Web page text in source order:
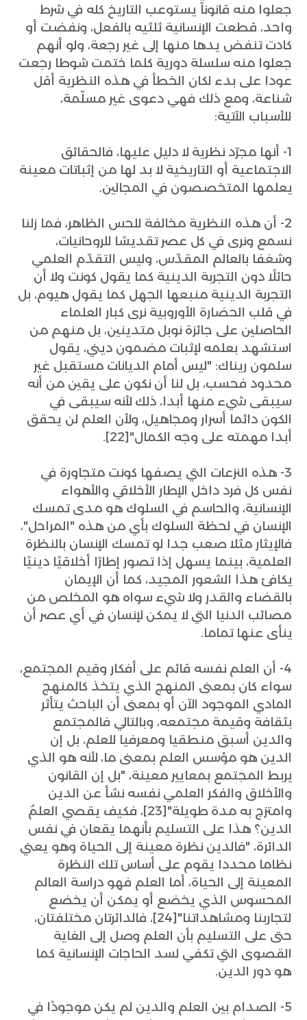
جعلوا منه قانوناً يستوعب التاريخ كله في شرط
واحد، قطعت الإنسانية ثلثيه بالفعل، ونفضت أو
كادت تنفض يدها منها إلى غير رجعة، ولو أنهم
جعلوا منه سلسلة دورية كلما ختمت شوطا رجعت
عودا على بدء لكان الخطأ في هذه النظرية أقل
شناعة، ومع ذلك فهي دعوى غير مسلّمة،
للأسباب الآتية:
1- أنها مجرّد نظرية لا دليل عليها، فالحقائق
الاجتماعية أو التاريخية لا بد لها من إثباتات معينة
يعلمها المتخصصون في المجالين.
2- أن هذه النظرية مخالفة للحس الظاهر، فما زلنا
نسمع ونرى في كل عصر تقديسًا للروحانيات،
وشغفا بالعالم المقدّس، وليس التقدّم العلمي
حائلًا دون التجربة الدينية كما يقول كونت ولا أن
التجربة الدينية منبعها الجهل كما يقول هيوم، بل
في قلب الحضارة الأوروبية نرى كبار العلماء
الحاصلين على جائزة نوبل متدينين، بل منهم من
استشهد بعلمه لإثبات مضمون ديني، يقول
سلمون ريناك: "ليس أمام الديانات مستقبل غير
محدود فحسب، بل لنا أن نكون على يقين من أنه
سيبقى شيء منها أبدا، ذلك لأنه سيبقى في
الكون دائما أسرار ومجاهيل، ولأن العلم لن يحقق
أبدا مهمته على وجه الكمال"[22].
3- هذه النزعات التي يصفها كونت متجاورة في
نفس كل فرد داخل الإطار الأخلاقي والأهواء
الإنسانية، والحاسم في السلوك هو مدى تمسك
الإنسان في لحظة السلوك بأي من هذه "المراحل"،
فالإيثار مثلا صعب جدا لو تمسك الإنسان بالنظرة
العلمية، بينما يسهل إذا تصور إطارًا أخلاقيًا دينيًا
يكافئ هذا الشعور المجيد، كما أن الإيمان
بالقضاء والقدر ولا شيء سواه هو المخلص من
مصائب الدنيا التي لا يمكن لإنسان في أي عصر أن
ينأى عنها تماما.
4- أن العلم نفسه قائم على أفكار وقيم المجتمع،
سواء كان بمعنى المنهج الذي يتخذ كالمنهج
المادي الموجود الآن أو بمعنى أن الباحث يتأثر
بثقافة وقيمة مجتمعه، وبالتالي فالمجتمع
والدين أسبق منطقيا ومعرفيا للعلم، بل إن
الدين هو مؤسس العلم بمعنى ما، لأنه هو الذي
يربط المجتمع بمعايير معينة، "بل إن القانون
والأخلاق والفكر العلمي نفسه نشأ عن الدين
وامتزج به مدة طويلة"[23]، فكيف يقصي العلمُ
الدين؟ هذا على التسليم بأنهما يقعان في نفس
الدائرة، "فالدين نظرة معينة إلى الحياة وهو يعني
نظاما محددا يقوم على أساس تلك النظرة
المعينة إلى الحياة، أما العلم فهو دراسة العالم
المحسوس الذي يخضع أو يمكن أن يخضع
لتجاربنا ومشاهداتنا"[24]، فالدائرتان مختلفتان،
حتى على التسليم بأن العلم وصل إلى الغاية
القصوى التي تكفي لسد الحاجات الإنسانية كما
هو دور الدين.
5- الصدام بين العلم والدين لم يكن موجودًا في